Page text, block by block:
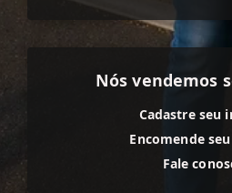
Nós vendemos
Cadastre seu
Encomende
Fale